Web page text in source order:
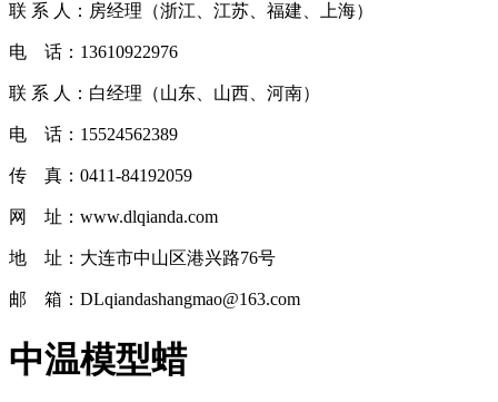
联 系 人：房经理（浙江、江苏、福建、上海）
电 话：13610922976
联 系 人：白经理（山东、山西、河南）
电 话：15524562389
传 真：0411-84192059
网 址：www.dlqianda.com
地 址：大连市中山区港兴路76号
邮 箱：DLqiandashangmao@163.com
中温模型蜡